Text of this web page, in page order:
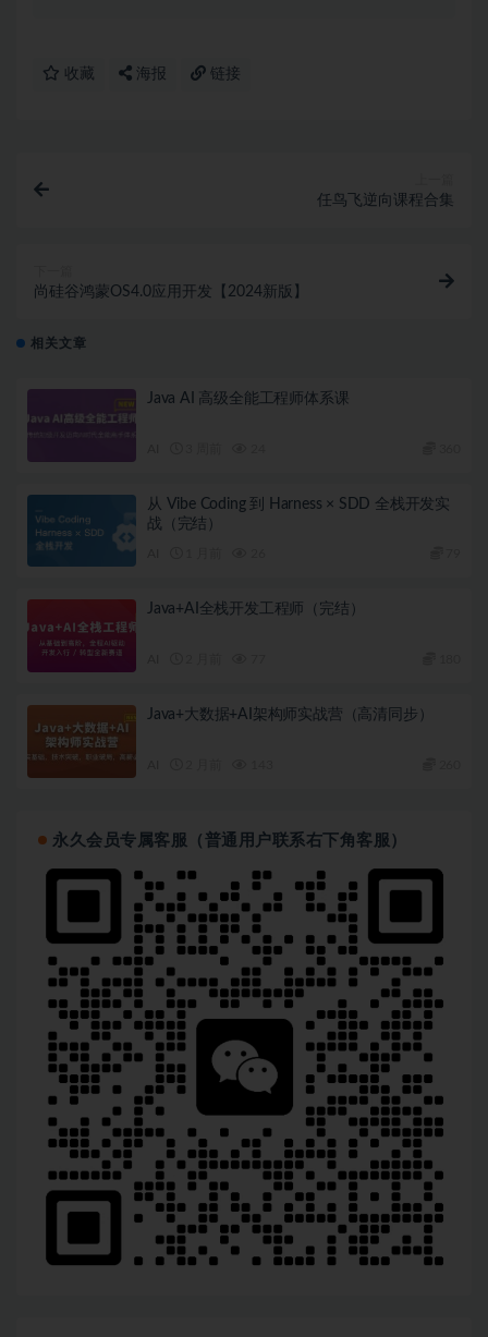
收藏 海报 链接
任鸟飞逆向课程合集
尚硅谷鸿蒙OS4.0应用开发【2024新版】
相关文章
Java AI 高级全能工程师体系课
从 Vibe Coding 到 Harness × SDD 全栈开发实
战（完结）
Java+AI全栈开发工程师（完结）
Java+大数据+AI架构师实战营（高清同步）
永久会员专属客服（普通用户联系右下角客服）